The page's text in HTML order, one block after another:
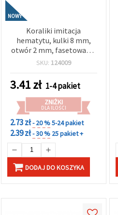
Możesz
zgodzić się
na
używanie
wszystkich
plików
cookie,
wszystkie!"
lub
wskazać
preferencje
Ustawieniach,
wybierając
dany typ
plików
cookie i
klikając
przycisk
"Zapisz"
Akceptuj
NOWY
Koraliki imitacja
hematytu, kulki 8 mm,
otwór 2 mm, fasetowane,
RAINBOW – 20 g (~80 szt.)
SKU: 124009
3.41zł 1-4 pakiet
ZNIŻKI
DLA ILOŚCI
2.73 zł- 20 %5-24 pakiet
2.39 zł- 30 % 25 pakiet +
DODAJ DO KOSZYKA